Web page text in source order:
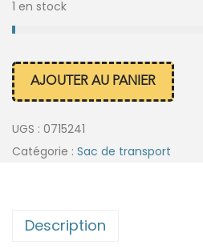
1 en stock
AJOUTER AU PANIER
UGS : 0715241
Catégorie : Sac de transport
Description